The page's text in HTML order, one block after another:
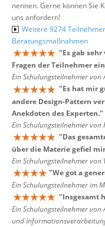
nennen. Gerne können Sie
uns anfordern!
Weitere 9274
Beratungsmaßnahmen
"Es gab
Fragen der Teilnehmer
Ein Schulungsteilnehmer von
"Es hat mir
andere Design-Pattern
Anekdoten des Experten."
Ein Schulungsteilnehmer
"Das
über die Materie gefiel
Ein Schulungsteilnehmer
"We got a
Ein Schulungsteilnehmer im
"Insgesamt
Ein Schulungsteilnehmer von
und